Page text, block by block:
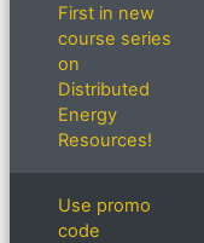
First in new
course series
on
Distributed
Energy
Resources!
Use promo
code